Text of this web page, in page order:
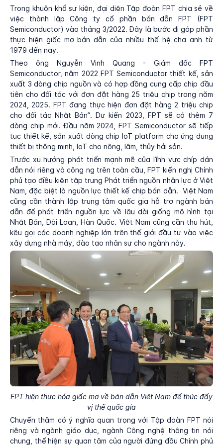
Trong khuôn khổ sự kiện, đại diện Tập đoàn FPT chia sẻ về
việc thành lập Công ty cổ phần bán dẫn FPT (FPT
Semiconductor) vào tháng 3/2022. Đây là bước đi góp phần
thực hiện giấc mơ bán dẫn của nhiều thế hệ cha anh từ
1979 đến nay.
Theo ông Nguyễn Vinh Quang - Giám đốc FPT
Semiconductor, năm 2022 FPT Semiconductor thiết kế, sản
xuất 3 dòng chip nguồn và có hợp đồng cung cấp chip đầu
tiên cho đối tác với đơn đặt hàng 25 triệu chip trong năm
2024, 2025. FPT đang thực hiện đơn đặt hàng 2 triệu chip
cho đối tác Nhật Bản”. Dự kiến 2023, FPT sẽ có thêm 7
dòng chip mới. Đầu năm 2024, FPT Semiconductor sẽ tiếp
tục thiết kế, sản xuất dòng chip IoT platform cho ứng dụng
thiết bị thông minh, IoT cho nông, lâm, thủy hải sản.
Trước xu hướng phát triển mạnh mẽ của lĩnh vực chíp dán
dẫn nói riêng và công ng trên toàn cầu, FPT kiến nghị Chính
phủ tạo điều kiện tập trung Phát triển nguồn nhân lực ở Việt
Nam, đặc biệt là nguồn lực thiết kế chip bán dẫn. Việt Nam
cũng cần thành lập trung tâm quốc gia hỗ trợ ngành bán
dẫn để phát triển nguồn lực về lâu dài giống mô hình tại
Nhật Bản, Đài Loan, Hàn Quốc. Việt Nam cũng cần thu hút,
kêu gọi các doanh nghiệp lớn trên thế giới đầu tư vào việc
xây dựng nhà máy, đào tạo nhân sự cho ngành này.
FPT hiện thực hóa giấc mơ về bán dẫn Việt Nam để thúc đẩy
vị thế quốc gia
Chuyến thăm có ý nghĩa quan trọng với Tập đoàn FPT nói
riêng và ngành giáo dục, ngành Công nghệ thông tin nói
chung, thể hiện sự quan tâm của người đứng đầu Chính phủ